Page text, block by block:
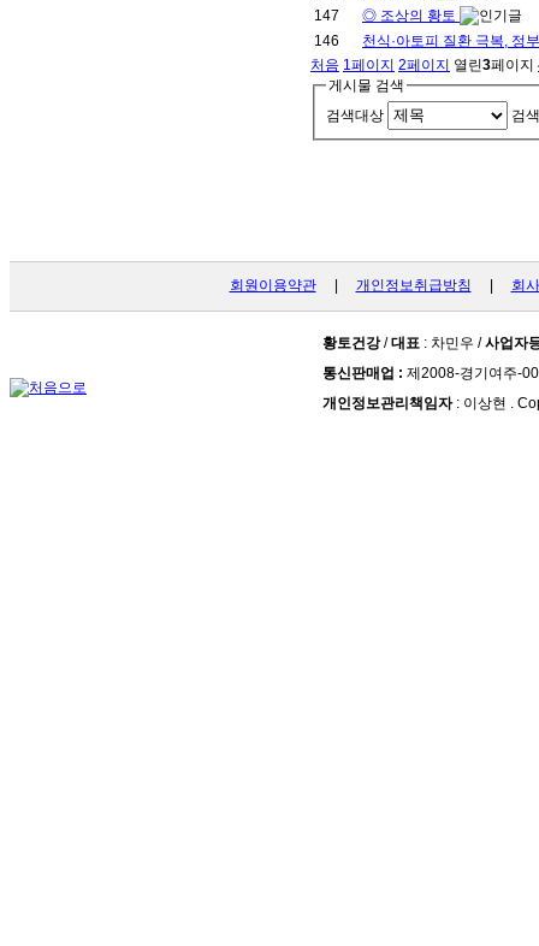
147
◎ 조상의 황토
146
천식·아토피 질환 극복, 정
처음 1 페이지 2페이지 열린3페이지
게시물 검색
검색대상
검
회원이용약관| 개인정보취급방침 회
황토건강/대표 : 차민우 /사업자
통신판매업 : 제2008-경기여주-
개인정보관리책임자: 이상현 .